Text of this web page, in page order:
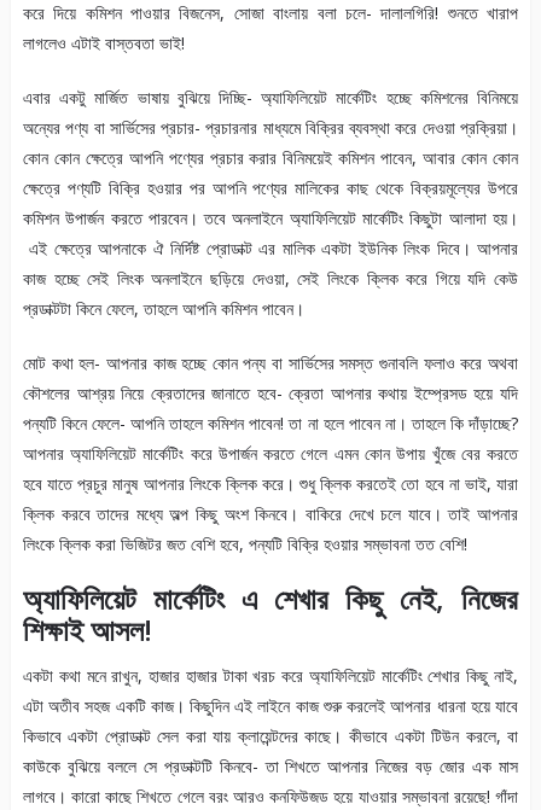
করে দিয়ে কমিশন পাওয়ার বিজনেস, সোজা বাংলায় বলা চলে- দালালগিরি! শুনতে খারাপ
লাগলেও এটাই বাস্তবতা ভাই!
এবার একটু মার্জিত ভাষায় বুঝিয়ে দিচ্ছি- অ্যাফিলিয়েট মার্কেটিং হচ্ছে কমিশনের বিনিময়ে
অন্যের পণ্য বা সার্ভিসের প্রচার- প্রচারনার মাধ্যমে বিক্রির ব্যবস্থা করে দেওয়া প্রক্রিয়া।
কোন কোন ক্ষেত্রে আপনি পণ্যের প্রচার করার বিনিময়েই কমিশন পাবেন, আবার কোন কোন
ক্ষেত্রে পণ্যটি বিক্রি হওয়ার পর আপনি পণ্যের মালিকের কাছ থেকে বিক্রয়মূল্যের উপরে
কমিশন উপার্জন করতে পারবেন। তবে অনলাইনে অ্যাফিলিয়েট মার্কেটিং কিছুটা আলাদা হয়।
এই ক্ষেত্রে আপনাকে ঐ নির্দিষ্ট প্রোডাক্ট এর মালিক একটা ইউনিক লিংক দিবে। আপনার
কাজ হচ্ছে সেই লিংক অনলাইনে ছড়িয়ে দেওয়া, সেই লিংকে ক্লিক করে গিয়ে যদি কেউ
প্রডাক্টটা কিনে ফেলে, তাহলে আপনি কমিশন পাবেন।
মোট কথা হল- আপনার কাজ হচ্ছে কোন পন্য বা সার্ভিসের সমস্ত গুনাবলি ফলাও করে অথবা
কৌশলের আশ্রয় নিয়ে ক্রেতাদের জানাতে হবে- ক্রেতা আপনার কথায় ইম্প্রেসড হয়ে যদি
পন্যটি কিনে ফেলে- আপনি তাহলে কমিশন পাবেন! তা না হলে পাবেন না। তাহলে কি দাঁড়াচ্ছে?
আপনার অ্যাফিলিয়েট মার্কেটিং করে উপার্জন করতে গেলে এমন কোন উপায় খুঁজে বের করতে
হবে যাতে প্রচুর মানুষ আপনার লিংকে ক্লিক করে। শুধু ক্লিক করতেই তো হবে না ভাই, যারা
ক্লিক করবে তাদের মধ্যে অল্প কিছু অংশ কিনবে। বাকিরে দেখে চলে যাবে। তাই আপনার
লিংকে ক্লিক করা ভিজিটর জত বেশি হবে, পন্যটি বিক্রি হওয়ার সম্ভাবনা তত বেশি!
অ্যাফিলিয়েট মার্কেটিং এ শেখার কিছু নেই, নিজের
শিক্ষাই আসল!
একটা কথা মনে রাখুন, হাজার হাজার টাকা খরচ করে অ্যাফিলিয়েট মার্কেটিং শেখার কিছু নাই,
এটা অতীব সহজ একটি কাজ। কিছুদিন এই লাইনে কাজ শুরু করলেই আপনার ধারনা হয়ে যাবে
কিভাবে একটা প্রোডাক্ট সেল করা যায় ক্লায়েন্টদের কাছে। কীভাবে একটা টিউন করলে, বা
কাউকে বুঝিয়ে বললে সে প্রডাক্টটি কিনবে- তা শিখতে আপনার নিজের বড় জোর এক মাস
লাগবে। কারো কাছে শিখতে গেলে বরং আরও কনফিউজড হয়ে যাওয়ার সম্ভাবনা রয়েছে! গাঁদা